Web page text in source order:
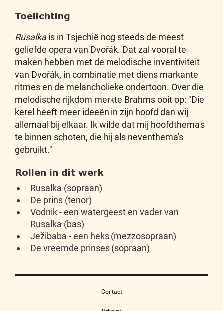
Toelichting
Rusalkais in Tsjechië nog steeds de meest
geliefde opera van Dvořák. Dat zal vooral te
maken hebben met de melodische inventiviteit
van Dvořák, in combinatie met diens markante
ritmes en de melancholieke ondertoon. Over die
melodische rijkdom merkte Brahms ooit op: "Die
kerel heeft meer ideeën in zijn hoofd dan wij
allemaal bij elkaar. Ik wilde dat mij hoofdthema's
te binnen schoten, die hij als neventhema's
gebruikt."
Rollen in dit werk
Rusalka (sopraan)
De prins (tenor)
Vodnik - een watergeest en vader van
Rusalka (bas)
Ježibaba - een heks (mezzosopraan)
De vreemde prinses (sopraan)
Contact